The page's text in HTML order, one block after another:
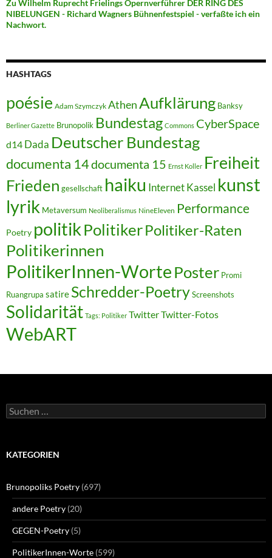
Zu Wilhelm Ruprecht Frielings Opernverführer DER RING DES
NIBELUNGEN - Richard Wagners Bühnenfestspiel - verfaßte ich ein
Nachwort.
HASHTAGS
poésie Adam Szymczyk AthenAufklärung Banksy
Berliner Gazette Brunopolik Bundestag Commons CyberSpace
d14 Dada Deutscher Bundestag
documenta 14documenta 15 Ernst Koller Freiheit
Frieden gesellschaft haiku InternetKassel kunst
lyrik Metaversum Neoliberalismus NineEleven Performance
Poetry politikPolitikerPolitiker-Raten
Politikerinnen
PolitikerInnen-Worte Poster Promi
Ruangrupa satire Schredder-PoetryScreenshots
Solidarität Tags: Politiker TwitterTwitter-Fotos
WebART
Suchen
nach:
KATEGORIEN
Brunopoliks Poetry (697)
andere Poetry (20)
GEGEN-Poetry (5)
PolitikerInnen-Worte (599)